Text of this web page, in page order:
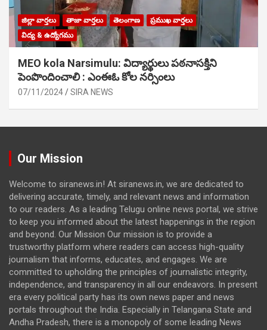
జిల్లా వార్తలు తాజా వార్తలు తెలంగాణ
ప్రముఖ వార్తలు
విద్య & ఉద్యోగము
MEO kola Narsimulu: విద్యార్థులు పఠ‌నాసక్తిని
పెంపొందించాలి : ఎంఈఓ కోల నర్సింలు
07/11/2024 SIRA NEWS
Our Mission
Welcome to siranews.in! At siranews.in, we are dedicated to
delivering accurate, timely, and relevant news and information
to our readers. As a leading Telugu online news portal, we strive
to keep you informed about the latest happenings in the region
and beyond. Our Mission Our mission is to provide a
trustworthy platform where readers can access high-quality
journalism that informs, educates, and engages. We are
committed to upholding the principles of journalistic integrity,
independence, and transparency in all our endeavors. In present
era every political party has its own news paper and news
portals throughout the India. Especially in Telangana State and
Andha Pradesh, there is a monopoly of some leading News